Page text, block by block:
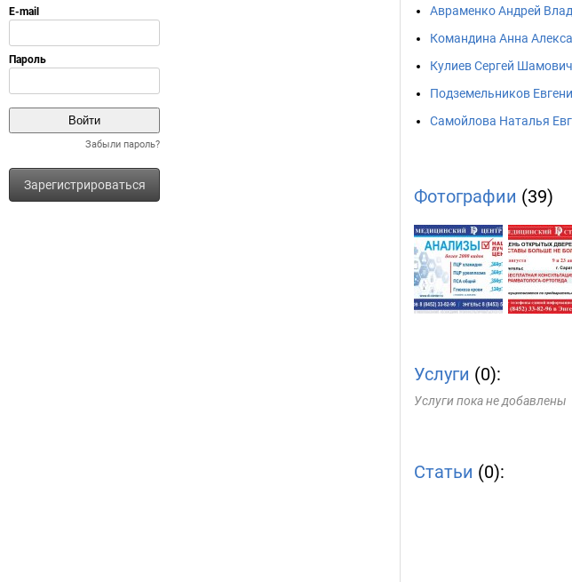
Забыли пароль?
Зарегистрироваться
Авраменко Андрей
Командина Анна
Кулиев Сергей Шамович
Подземельников
Самойлова Наталья
Фотографии (39)
Услуги (0):
Услуги пока не добавлены
Статьи (0):